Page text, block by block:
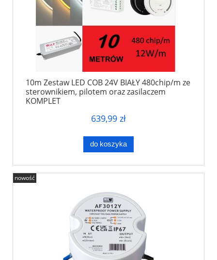
10m Zestaw LED COB 24V BIAŁY 480chip/m ze
sterownikiem, pilotem oraz zasilaczem
KOMPLET
639,99 zł
do koszyka
nowość